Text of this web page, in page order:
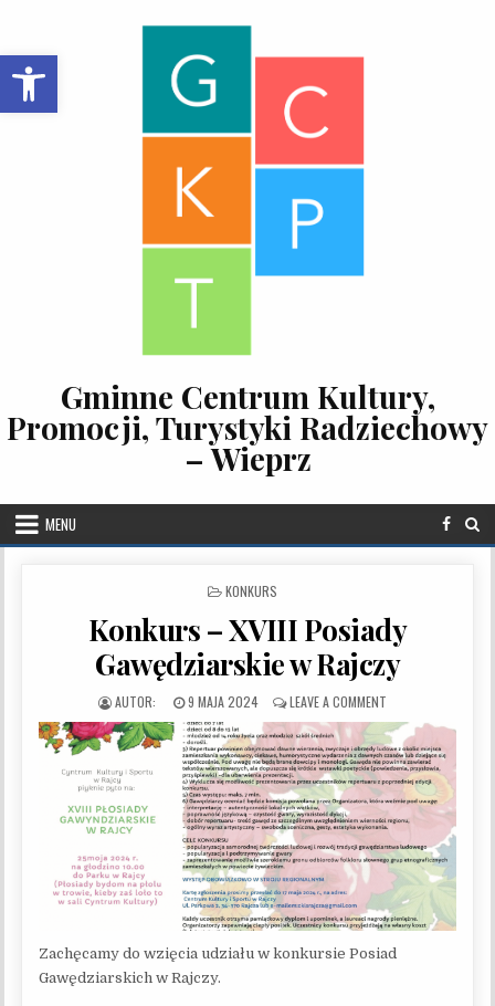
Open toolbar
Gminne Centrum Kultury,
Promocji, Turystyki Radziechowy
– Wieprz
MENU
POSTED IN
KONKURS
Konkurs – XVIII Posiady
Gawędziarskie w Rajczy
PUBLISHED DATE:
9 MAJA 2024 LEAVE A COMMENTON KONKURS –
Zachęcamy do wzięcia udziału w konkursie Posiad
Gawędziarskich w Rajczy.